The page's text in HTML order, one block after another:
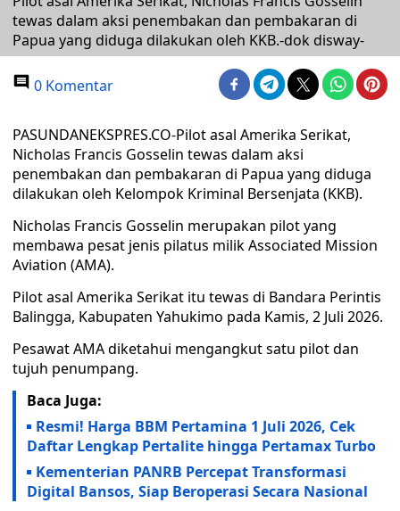
tewas dalam aksi penembakan dan pembakaran di
Papua yang diduga dilakukan oleh KKB.-dok disway-
0 Komentar
PASUNDANEKSPRES.CO-Pilot asal Amerika Serikat,
Nicholas Francis Gosselin tewas dalam aksi
penembakan dan pembakaran di Papua yang diduga
dilakukan oleh Kelompok Kriminal Bersenjata (KKB).
Nicholas Francis Gosselin merupakan pilot yang
membawa pesat jenis pilatus milik Associated Mission
Aviation (AMA).
Pilot asal Amerika Serikat itu tewas di Bandara Perintis
Balingga, Kabupaten Yahukimo pada Kamis, 2 Juli 2026.
Pesawat AMA diketahui mengangkut satu pilot dan
tujuh penumpang.
Baca Juga:
Resmi! Harga BBM Pertamina 1 Juli 2026, Cek
Daftar Lengkap Pertalite hingga Pertamax Turbo
Kementerian PANRB Percepat Transformasi
Digital Bansos, Siap Beroperasi Secara Nasional